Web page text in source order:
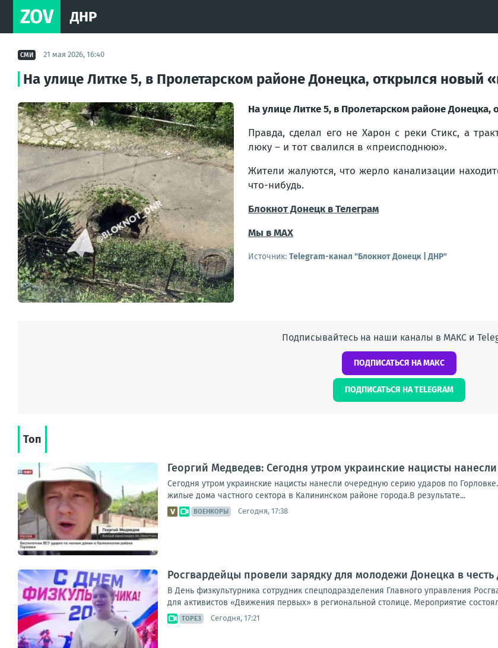
ZOV ДНР
СМИ 21 мая 2026, 16:40
На улице Литке 5, в Пролетарском районе Донецка, открылся новый
На улице Литке 5, в Пролетарском районе
Правда, сделал его не Харон с реки Стикс, а
люку – и тот свалился в «преисподнюю».
Жители жалуются, что жерло канализации
что-нибудь.
Блокнот Донецк в Телеграм
Мы в МАХ
Источник: Telegram-канал "Блокнот Донецк | ДНР"
Подписывайтесь на наши каналы в МАКС и
ПОДПИСАТЬСЯ НА МАКС
ПОДПИСАТЬСЯ НА TELEGRAM
Топ
Георгий Медведев: Сегодня утром украинские нацисты
Сегодня утром украинские нацисты нанесли очередную серию ударов по
жилые дома частного сектора в Калининском районе города.В результате...
ВОЕНКОРЫ Сегодня, 17:38
Росгвардейцы провели зарядку для молодежи Донецка в честь
В День физкультурника сотрудник спецподразделения Главного управления
для активистов «Движения первых» в региональной столице. Мероприятие
ТОРЕЗ Сегодня, 17:21